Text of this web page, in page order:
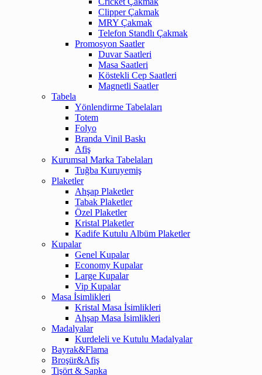
Clipper Çakmak
MRY Çakmak
Telefon Standlı Çakmak
Promosyon Saatler
Duvar Saatleri
Masa Saatleri
Köstekli Cep Saatleri
Magnetli Saatler
Tabela
Yönlendirme Tabelaları
Totem
Folyo
Branda Vinil Baskı
Afiş
Kurumsal Marka Tabelaları
Tuğba Kuruyemiş
Plaketler
Ahşap Plaketler
Tabak Plaketler
Özel Plaketler
Kristal Plaketler
Kadife Kutulu Albüm Plaketler
Kupalar
Genel Kupalar
Economy Kupalar
Large Kupalar
Vip Kupalar
Masa İsimlikleri
Kristal Masa İsimlikleri
Ahşap Masa İsimlikleri
Madalyalar
Kurdeleli ve Kutulu Madalyalar
Bayrak&Flama
Broşür&Afiş
Tişört & Şapka